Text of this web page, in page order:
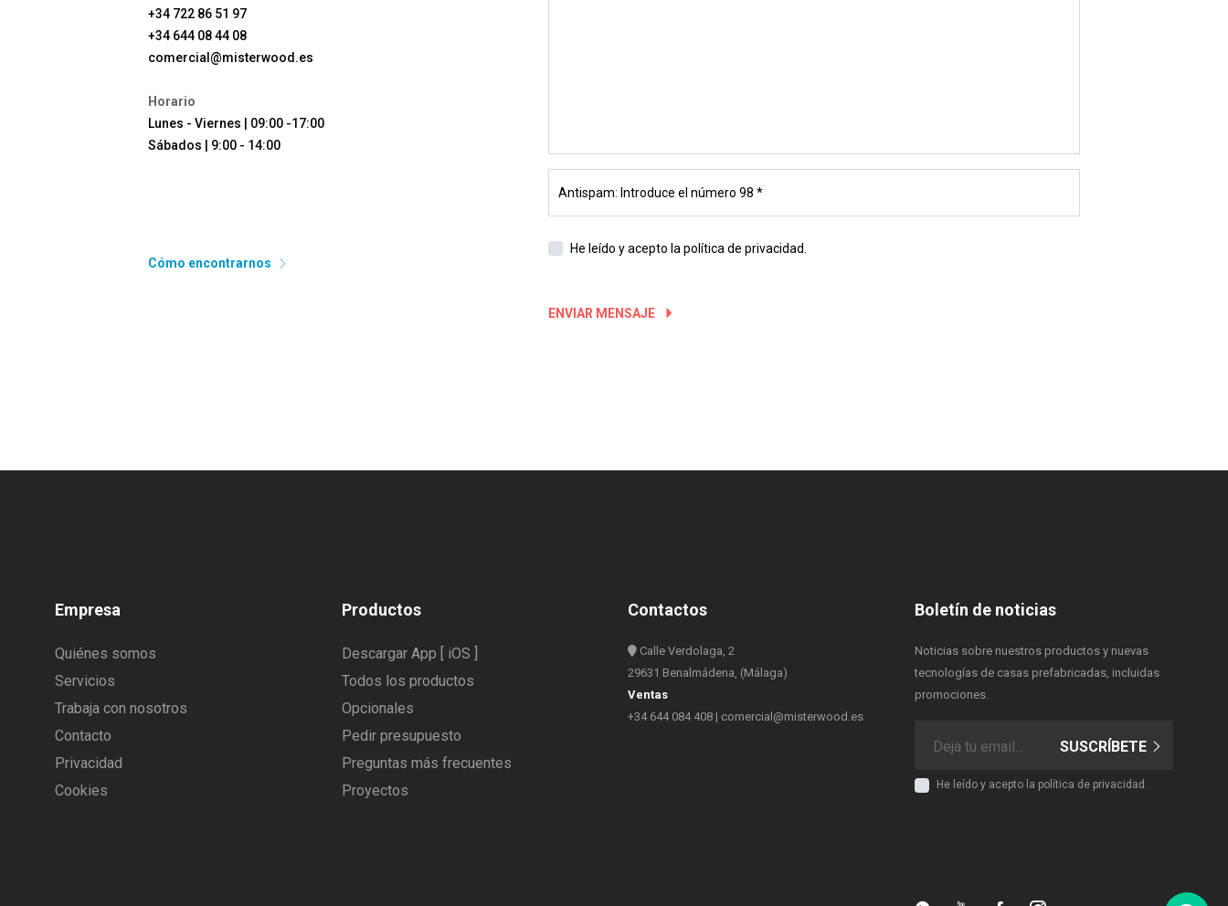
+34 722 86 51 97
+34 644 08 44 08
comercial@misterwood.es
Horario
Lunes - Viernes | 09:00 -17:00
Sábados | 9:00 - 14:00
Cómo encontrarnos
He leído y acepto la política de privacidad.
ENVIAR MENSAJE
Empresa
Quiénes somos
Servicios
Trabaja con nosotros
Contacto
Privacidad
Cookies
Productos
Descargar App [ iOS ]
Todos los productos
Opcionales
Pedir presupuesto
Preguntas más frecuentes
Proyectos
Contactos
Calle Verdolaga, 2
29631 Benalmádena, (Málaga)
Ventas
+34 644 084 408 | comercial@misterwood.es
Boletín de noticias
Noticias sobre nuestros productos y nuevas
tecnologías de casas prefabricadas, incluidas
promociones.
SUSCRÍBETE
He leído y acepto la política de privacidad.